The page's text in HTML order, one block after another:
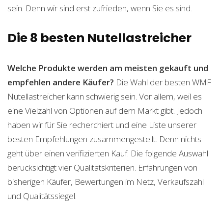
sein. Denn wir sind erst zufrieden, wenn Sie es sind.
Die 8 besten Nutellastreicher
Welche Produkte werden am meisten gekauft und
empfehlen andere Käufer? Die Wahl der besten WMF
Nutellastreicher kann schwierig sein. Vor allem, weil es
eine Vielzahl von Optionen auf dem Markt gibt. Jedoch
haben wir für Sie recherchiert und eine Liste unserer
besten Empfehlungen zusammengestellt. Denn nichts
geht über einen verifizierten Kauf. Die folgende Auswahl
berücksichtigt vier Qualitätskriterien. Erfahrungen von
bisherigen Käufer, Bewertungen im Netz, Verkaufszahl
und Qualitätssiegel.